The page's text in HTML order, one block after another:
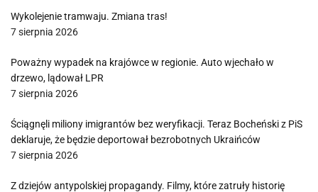
Wykolejenie tramwaju. Zmiana tras!
7 sierpnia 2026
Poważny wypadek na krajówce w regionie. Auto wjechało w
drzewo, lądował LPR
7 sierpnia 2026
Ściągnęli miliony imigrantów bez weryfikacji. Teraz Bocheński z PiS
deklaruje, że będzie deportował bezrobotnych Ukraińców
7 sierpnia 2026
Z dziejów antypolskiej propagandy. Filmy, które zatruły historię